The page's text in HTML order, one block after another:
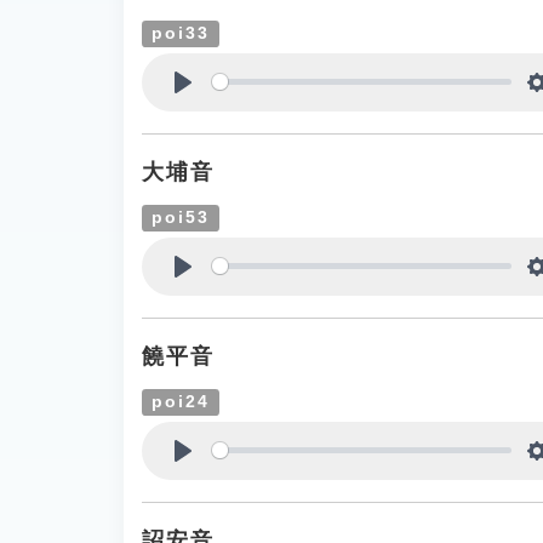
poi33
大埔音
poi53
饒平音
poi24